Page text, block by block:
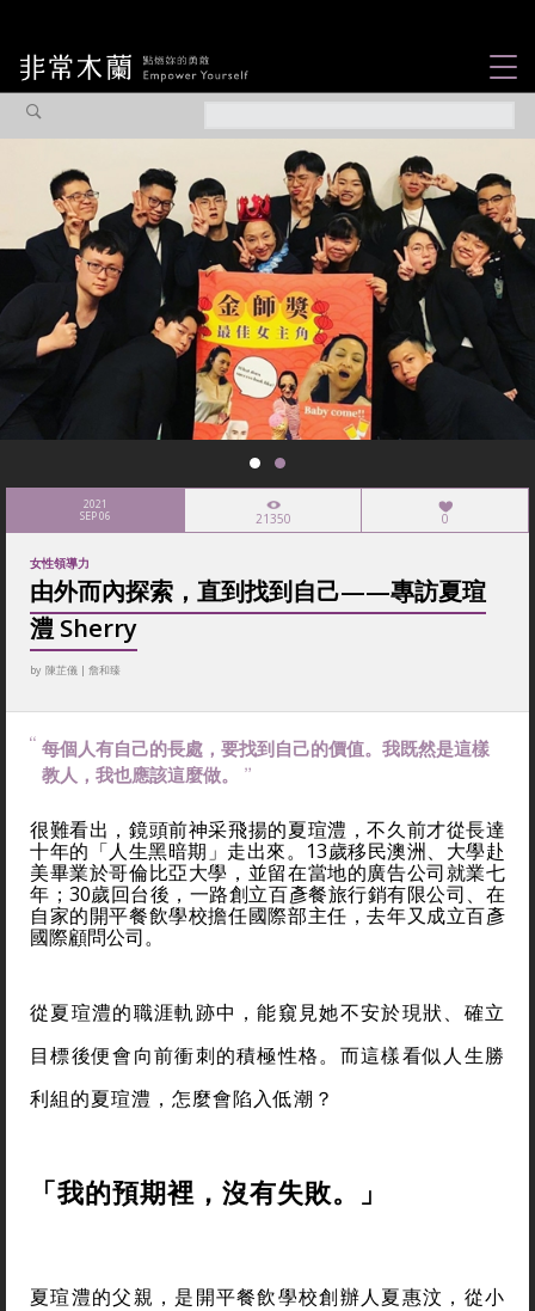
觀點專欄
焦點企劃
社會企業
認識我們
2021
SEP 06 21350 0
女性領導力
由外而內探索，直到找到自己——專訪夏瑄
澧 Sherry
by 陳芷儀 | 詹和臻
每個人有自己的長處，要找到自己的價值。我既然是這樣
教人，我也應該這麼做。
很難看出，鏡頭前神采飛揚的夏瑄澧，不久前才從長達
十年的「人生黑暗期」走出來。13歲移民澳洲、大學赴
美畢業於哥倫比亞大學，並留在當地的廣告公司就業七
年；30歲回台後，一路創立百彥餐旅行銷有限公司、在
自家的開平餐飲學校擔任國際部主任，去年又成立百彥
國際顧問公司。
從夏瑄澧的職涯軌跡中，能窺見她不安於現狀、確立
目標後便會向前衝刺的積極性格。而這樣看似人生勝
利組的夏瑄澧，怎麼會陷入低潮？
「我的預期裡，沒有失敗。」
夏瑄澧的父親，是開平餐飲學校創辦人夏惠汶，從小